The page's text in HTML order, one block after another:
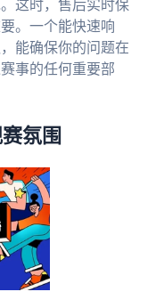
这时，售后实时保
。一个能快速响
能确保你的问题在
事的任何重要部
氛围